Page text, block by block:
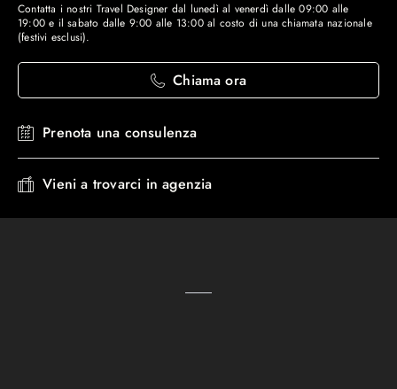
Contatta i nostri Travel Designer dal lunedì al venerdì dalle 09:00 alle
19:00 e il sabato dalle 9:00 alle 13:00 al costo di una chiamata nazionale
(festivi esclusi).
Chiama ora
Prenota una consulenza
Vieni a trovarci in agenzia